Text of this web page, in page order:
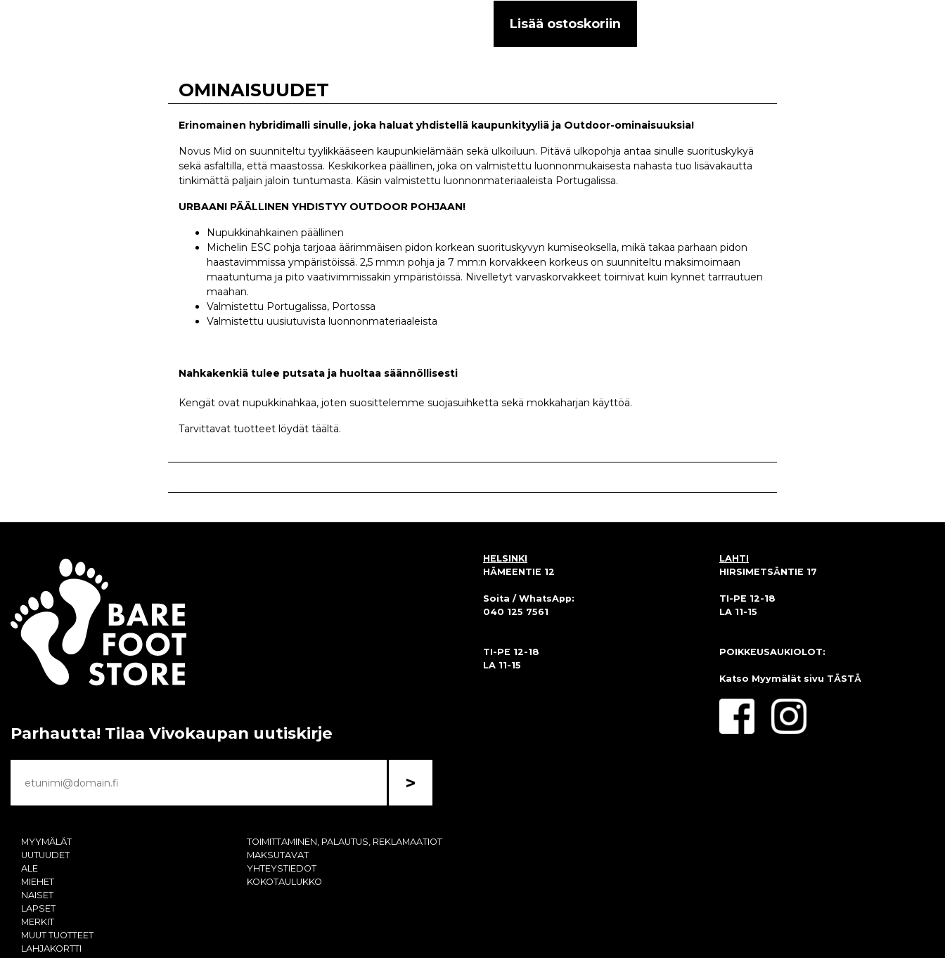
Lisää ostoskoriin
OMINAISUUDET
Erinomainen hybridimalli sinulle, joka haluat yhdistellä kaupunkityyliä ja Outdoor-ominaisuuksia!
Novus Mid on suunniteltu tyylikkääseen kaupunkielämään sekä ulkoiluun. Pitävä ulkopohja antaa sinulle suorituskykyä
sekä asfaltilla, että maastossa. Keskikorkea päällinen, joka on valmistettu luonnonmukaisesta nahasta tuo lisävakautta
tinkimättä paljain jaloin tuntumasta. Käsin valmistettu luonnonmateriaaleista Portugalissa.
URBAANI PÄÄLLINEN YHDISTYY OUTDOOR POHJAAN!
Nupukkinahkainen päällinen
Michelin ESC pohja tarjoaa äärimmäisen pidon korkean suorituskyvyn kumiseoksella, mikä takaa parhaan pidon
haastavimmissa ympäristöissä. 2,5 mm:n pohja ja 7 mm:n korvakkeen korkeus on suunniteltu maksimoimaan
maatuntuma ja pito vaativimmissakin ympäristöissä. Nivelletyt varvaskorvakkeet toimivat kuin kynnet tarrrautuen
maahan.
Valmistettu Portugalissa, Portossa
Valmistettu uusiutuvista luonnonmateriaaleista
Nahkakenkiä tulee putsata ja huoltaa säännöllisesti
Kengät ovat nupukkinahkaa, joten suosittelemme suojasuihketta sekä mokkaharjan käyttöä.
Tarvittavat tuotteet löydät täältä.
Parhautta! Tilaa Vivokaupan uutiskirje
>
MYYMÄLÄT
UUTUUDET
ALE
MIEHET
NAISET
LAPSET
MERKIT
MUUT TUOTTEET
LAHJAKORTTI
TOIMITTAMINEN, PALAUTUS, REKLAMAATIOT
MAKSUTAVAT
YHTEYSTIEDOT
KOKOTAULUKKO
HELSINKI
HÄMEENTIE 12
Soita / WhatsApp:
040 125 7561
TI-PE 12-18
LA 11-15
LAHTI
HIRSIMETSÄNTIE 17
TI-PE 12-18
LA 11-15
POIKKEUSAUKIOLOT:
Katso Myymälät sivu TÄSTÄ